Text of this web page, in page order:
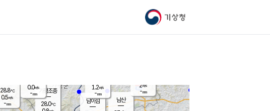
기상청
남이섬
남산
1.2m/s
-mm
가평조종
28.0℃
28.8℃
0.5m/s
-mm
0.0m/s
-mm
2m/s
-mm